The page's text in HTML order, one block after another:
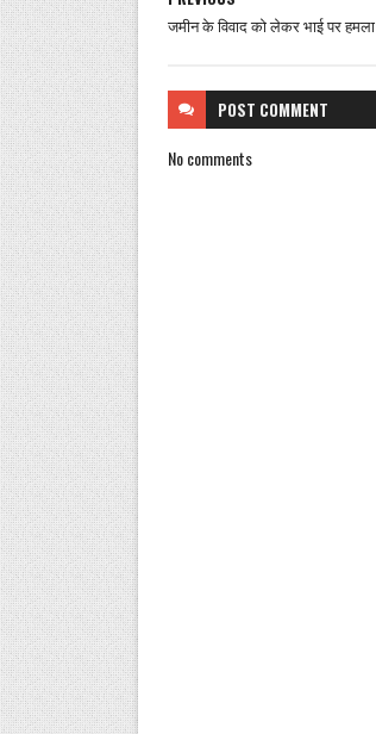
जमीन के विवाद को लेकर भाई पर हमला
POST COMMENT
No comments